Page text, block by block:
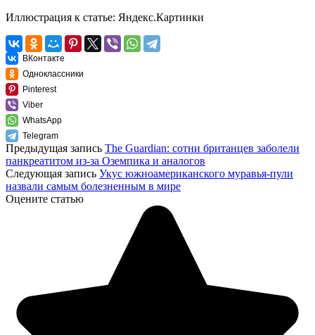
Иллюстрация к статье: Яндекс.Картинки
ВКонтакте
Одноклассники
Pinterest
Viber
WhatsApp
Telegram
Предыдущая запись The Guardian: сотни британцев заболели
панкреатитом из-за Оземпика и аналогов
Следующая запись Укус южноамериканского муравья-пули
назвали самым болезненным в мире
Оцените статью